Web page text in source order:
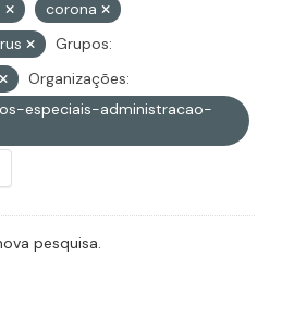
corona
Grupos:
Organizações:
especiais-administracao-
pesquisa.